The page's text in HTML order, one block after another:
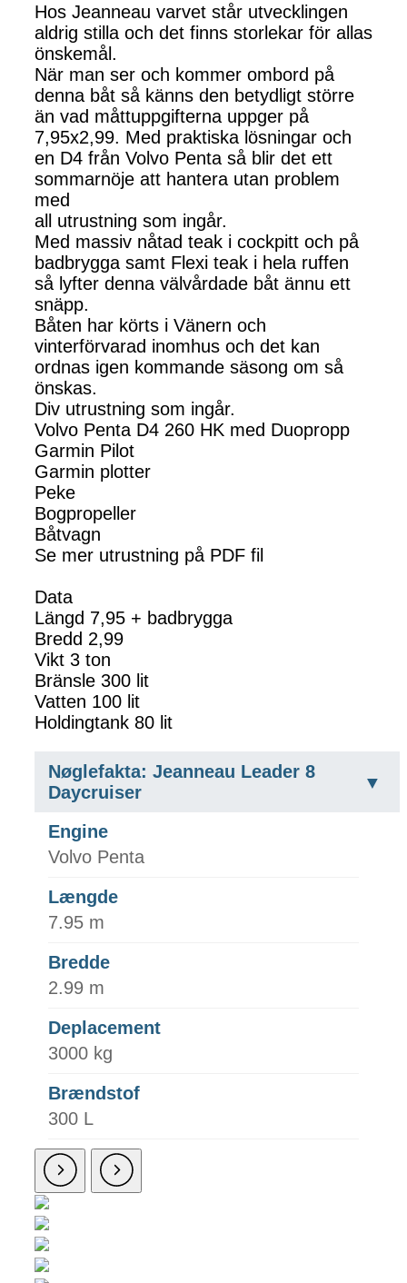
Hos Jeanneau varvet står utvecklingen
aldrig stilla och det finns storlekar för allas
önskemål.
När man ser och kommer ombord på
denna båt så känns den betydligt större
än vad måttuppgifterna uppger på
7,95x2,99. Med praktiska lösningar och
en D4 från Volvo Penta så blir det ett
sommarnöje att hantera utan problem
med
all utrustning som ingår.
Med massiv nåtad teak i cockpitt och på
badbrygga samt Flexi teak i hela ruffen
så lyfter denna välvårdade båt ännu ett
snäpp.
Båten har körts i Vänern och
vinterförvarad inomhus och det kan
ordnas igen kommande säsong om så
önskas.
Div utrustning som ingår.
Volvo Penta D4 260 HK med Duopropp
Garmin Pilot
Garmin plotter
Peke
Bogpropeller
Båtvagn
Se mer utrustning på PDF fil
Data
Längd 7,95 + badbrygga
Bredd 2,99
Vikt 3 ton
Bränsle 300 lit
Vatten 100 lit
Holdingtank 80 lit
Nøglefakta: Jeanneau Leader 8
Daycruiser
Engine
Volvo Penta
Længde
7.95 m
Bredde
2.99 m
Deplacement
3000 kg
Brændstof
300 L